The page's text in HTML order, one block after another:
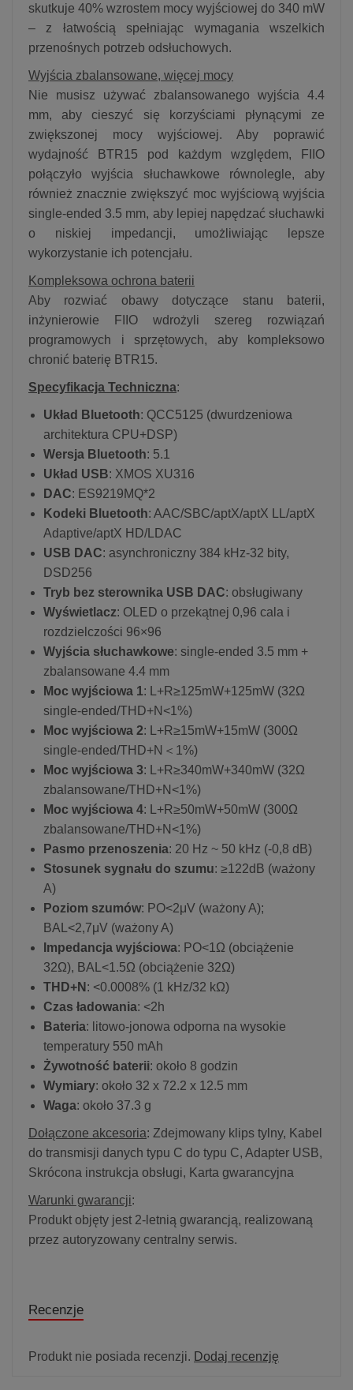
skutkuje 40% wzrostem mocy wyjściowej do 340 mW
– z łatwością spełniając wymagania wszelkich
przenośnych potrzeb odsłuchowych.
Wyjścia zbalansowane, więcej mocy
Nie musisz używać zbalansowanego wyjścia 4.4
mm, aby cieszyć się korzyściami płynącymi ze
zwiększonej mocy wyjściowej. Aby poprawić
wydajność BTR15 pod każdym względem, FIIO
połączyło wyjścia słuchawkowe równolegle, aby
również znacznie zwiększyć moc wyjściową wyjścia
single-ended 3.5 mm, aby lepiej napędzać słuchawki
o niskiej impedancji, umożliwiając lepsze
wykorzystanie ich potencjału.
Kompleksowa ochrona baterii
Aby rozwiać obawy dotyczące stanu baterii,
inżynierowie FIIO wdrożyli szereg rozwiązań
programowych i sprzętowych, aby kompleksowo
chronić baterię BTR15.
Specyfikacja Techniczna:
Układ Bluetooth: QCC5125 (dwurdzeniowa
architektura CPU+DSP)
Wersja Bluetooth: 5.1
Układ USB: XMOS XU316
DAC: ES9219MQ*2
Kodeki Bluetooth: AAC/SBC/aptX/aptX LL/aptX
Adaptive/aptX HD/LDAC
USB DAC: asynchroniczny 384 kHz-32 bity,
DSD256
Tryb bez sterownika USB DAC: obsługiwany
Wyświetlacz: OLED o przekątnej 0,96 cala i
rozdzielczości 96×96
Wyjścia słuchawkowe: single-ended 3.5 mm +
zbalansowane 4.4 mm
Moc wyjściowa 1: L+R≥125mW+125mW (32Ω
single-ended/THD+N<1%)
Moc wyjściowa 2: L+R≥15mW+15mW (300Ω
single-ended/THD+N＜1%)
Moc wyjściowa 3: L+R≥340mW+340mW (32Ω
zbalansowane/THD+N<1%)
Moc wyjściowa 4: L+R≥50mW+50mW (300Ω
zbalansowane/THD+N<1%)
Pasmo przenoszenia: 20 Hz ~ 50 kHz (-0,8 dB)
Stosunek sygnału do szumu: ≥122dB (ważony
A)
Poziom szumów: PO<2μV (ważony A);
BAL<2,7μV (ważony A)
Impedancja wyjściowa: PO<1Ω (obciążenie
32Ω), BAL<1.5Ω (obciążenie 32Ω)
THD+N : <0.0008% (1 kHz/32 kΩ)
Czas ładowania: <2h
Bateria: litowo-jonowa odporna na wysokie
temperatury 550 mAh
Żywotność baterii: około 8 godzin
Wymiary: około 32 x 72.2 x 12.5 mm
Waga: około 37.3 g
Dołączone akcesoria: Zdejmowany klips tylny, Kabel
do transmisji danych typu C do typu C, Adapter USB,
Skrócona instrukcja obsługi, Karta gwarancyjna
Warunki gwarancji:
Produkt objęty jest 2-letnią gwarancją, realizowaną
przez autoryzowany centralny serwis.
Recenzje
Produkt nie posiada recenzji. Dodaj recenzję